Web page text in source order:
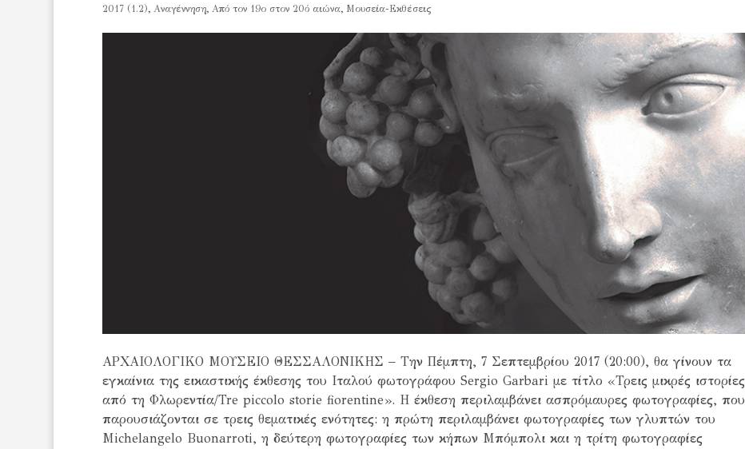
2017 (1.2), Aναγέννηση, Από τον 19ο στον 20ό αιώνα, Μουσεία-Εκθέσεις
ΑΡΧΑΙΟΛΟΓΙΚΟ ΜΟΥΣΕΙΟ ΘΕΣΣΑΛΟΝΙΚΗΣ – Την Πέμπτη, 7 Σεπτεμβρίου 2017 (20:00), θα γίνουν τα
εγκαίνια της εικαστικής έκθεσης του Ιταλού φωτογράφου Sergio Garbari με τίτλο «Τρεις μικρές ιστορίες
από τη Φλωρεντία/Tre piccolo storie fiorentine». Η έκθεση περιλαμβάνει ασπρόμαυρες φωτογραφίες, που
παρουσιάζονται σε τρεις θεματικές ενότητες: η πρώτη περιλαμβάνει φωτογραφίες των γλυπτών του
Michelangelo Buonarroti, η δεύτερη φωτογραφίες των κήπων Μπόμπολι και η τρίτη φωτογραφίες